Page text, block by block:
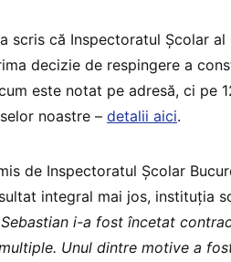
scris că Inspectoratul Școlar
decizie de respingere a
este notat pe adresă, ci pe
noastre – detalii aici.
de Inspectoratul Școlar
integral mai jos, instituția
i-a fost încetat
Unul dintre motive a